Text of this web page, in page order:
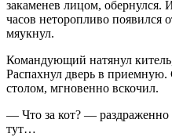
закаменев лицом, обернулся.
часов неторопливо появился
мяукнул.
Командующий натянул
Распахнул дверь в
столом, мгновенно вскочил.
— Что за кот? —
тут…